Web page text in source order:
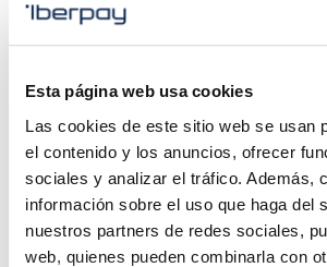
Esta página web usa cookies
Las cookies de este sitio web se usan
el contenido y los anuncios, ofrecer
sociales y analizar el tráfico. Además,
información sobre el uso que haga del
nuestros partners de redes sociales,
web, quienes pueden combinarla con
Asunto:Reunión Grupo Técnico de
Inicio de la reunión:15/04/2020
Final de la reunión:15/04/2020
Localización:A celebrar por